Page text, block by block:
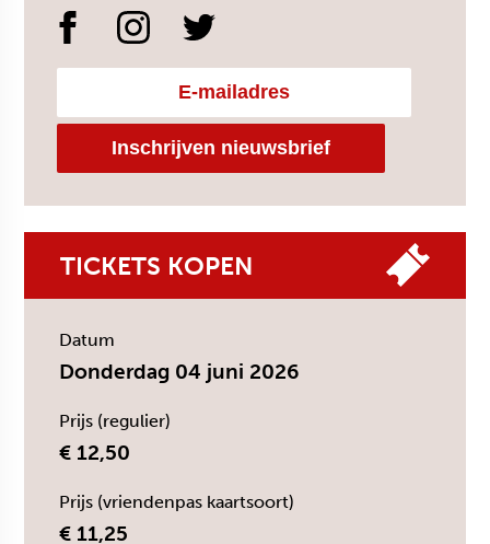
TICKETS KOPEN
Datum
Donderdag 04 juni 2026
Prijs (regulier)
€ 12,50
Prijs (vriendenpas kaartsoort)
€ 11,25